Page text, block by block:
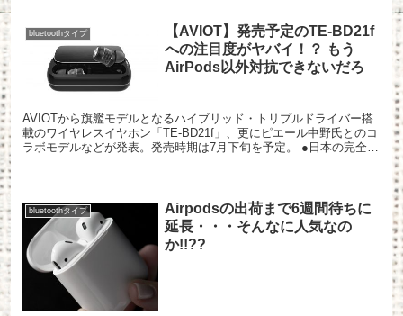
bluetoothタイプ
【AVIOT】発売予定のTE-BD21f
への注目度がヤバイ！？ もう
AirPods以外対抗できないだろ
AVIOTから旗艦モデルとなるハイブリッド・トリプルドライバー搭
載のワイヤレスイヤホン「TE-BD21f」、更にピエール中野氏とのコ
ラボモデルなどが発表。発売時期は7月下旬を予定。 ●日本の完全ワ
bluetoothタイプ
Airpodsの出荷まで6週間待ちに
延長・・・そんなに人気なの
か!!??